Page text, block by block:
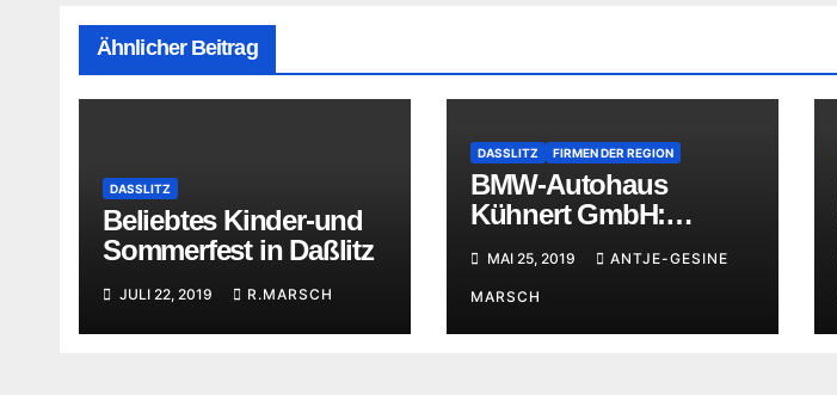
Ähnlicher Beitrag
DASSLITZ
Beliebtes Kinder-und
Sommerfest in Daßlitz
JULI 22, 2019 R.MARSCH
DASSLITZ FIRMEN DER REGION
BMW-Autohaus
Kühnert GmbH:
MAI 25, 2019 ANTJE-GESINE
MARSCH